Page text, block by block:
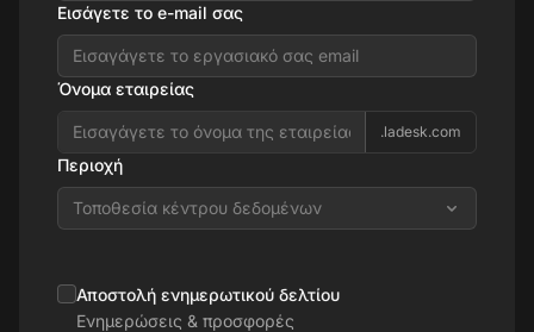
Εισάγετε το e-mail σας
Όνομα εταιρείας
.ladesk.com
Περιοχή
Τοποθεσία κέντρου δεδομένων
Αποστολή ενημερωτικού δελτίου
Ενημερώσεις & προσφορές